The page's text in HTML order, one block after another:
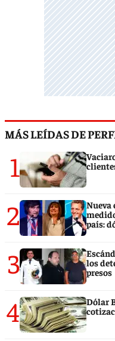
MÁS LEÍDAS DE
1
2
Nueva
país:
3
los
presos
4
Dólar